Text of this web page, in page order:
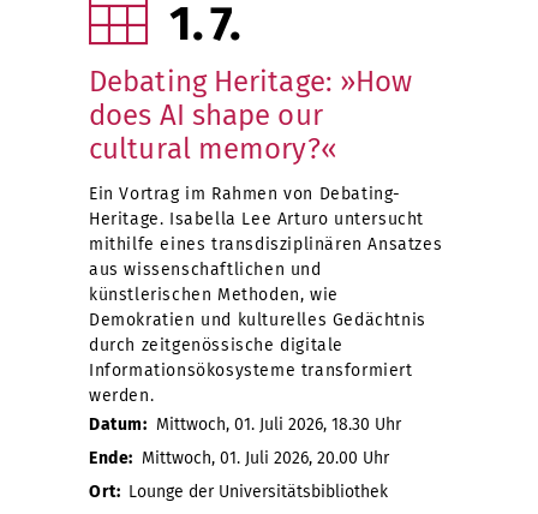
1 7
Debating Heritage: »How
does AI shape our
cultural memory?«
Ein Vortrag im Rahmen von Debating-
Heritage. Isabella Lee Arturo untersucht
mithilfe eines transdisziplinären Ansatzes
aus wissenschaftlichen und
künstlerischen Methoden, wie
Demokratien und kulturelles Gedächtnis
durch zeitgenössische digitale
Informationsökosysteme transformiert
werden.
Datum: Mittwoch, 01. Juli 2026, 18.30 Uhr
Ende: Mittwoch, 01. Juli 2026, 20.00 Uhr
Ort: Lounge der Universitätsbibliothek